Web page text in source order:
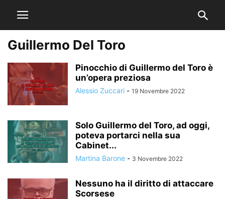
Guillermo Del Toro
Pinocchio di Guillermo del Toro è
un’opera preziosa
Alessio Zuccari - 19 Novembre 2022
Solo Guillermo del Toro, ad oggi,
poteva portarci nella sua
Cabinet...
Martina Barone - 3 Novembre 2022
Nessuno ha il diritto di attaccare
Scorsese